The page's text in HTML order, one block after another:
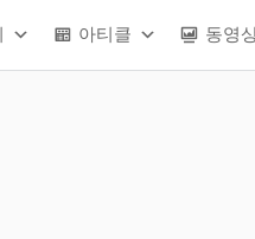
아티클 동영